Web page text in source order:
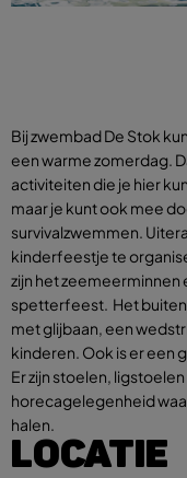
Bij zwembad De Stok
een warme zomerdag.
activiteiten die je hier
maar je kunt ook mee
survivalzwemmen.
kinderfeestje te
zijn het
spetterfeest. Het
met glijbaan, een
kinderen. Ook is er een
Er zijn stoelen,
horecagelegenheid
halen.
LOCATIE